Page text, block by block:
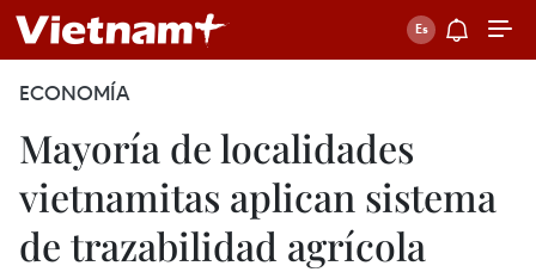
ECONOMÍA
Mayoría de localidades
vietnamitas aplican sistema
de trazabilidad agrícola